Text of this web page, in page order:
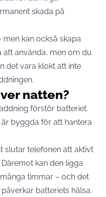
skada på
kan också skapa
att använda, men om du
det vara klokt att inte
natten?
förstör batteriet.
byggda för att hantera
slutar telefonen att aktivt
kan den ligga
timmar – och det
batteriets hälsa.